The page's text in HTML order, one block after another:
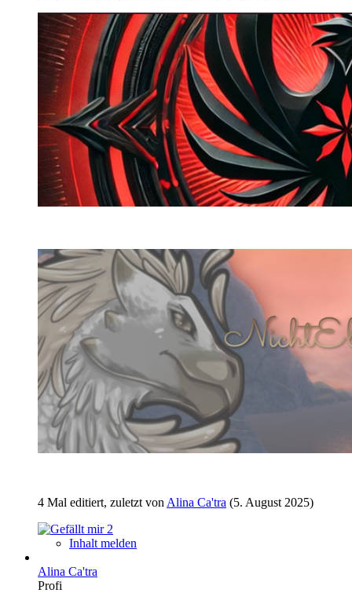
4 Mal editiert, zuletzt von Alina Ca'tra (5. August 2025)
2
Inhalt melden
Alina Ca'tra
Profi